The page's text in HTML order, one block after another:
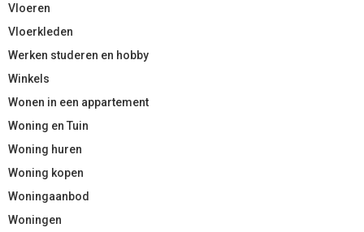
Vloeren
Vloerkleden
Werken studeren en hobby
Winkels
Wonen in een appartement
Woning en Tuin
Woning huren
Woning kopen
Woningaanbod
Woningen